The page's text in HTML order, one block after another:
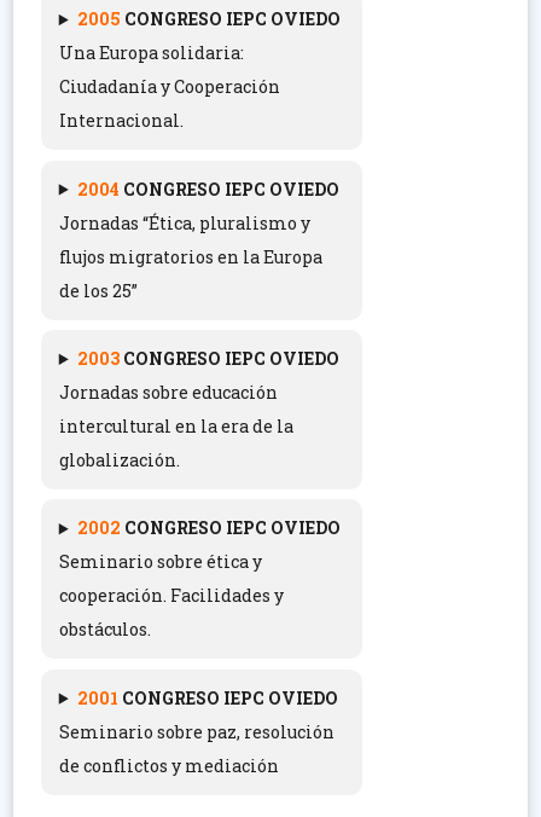
2005 CONGRESO IEPC OVIEDO
Una Europa solidaria:
Ciudadanía y Cooperación
Internacional.
2004 CONGRESO IEPC OVIEDO
Jornadas “Ética, pluralismo y
flujos migratorios en la Europa
de los 25”
2003CONGRESO IEPC OVIEDO
Jornadas sobre educación
intercultural en la era de la
globalización.
2002 CONGRESO IEPC OVIEDO
Seminario sobre ética y
cooperación. Facilidades y
obstáculos.
2001 CONGRESO IEPC OVIEDO
Seminario sobre paz, resolución
de conflictos y mediación